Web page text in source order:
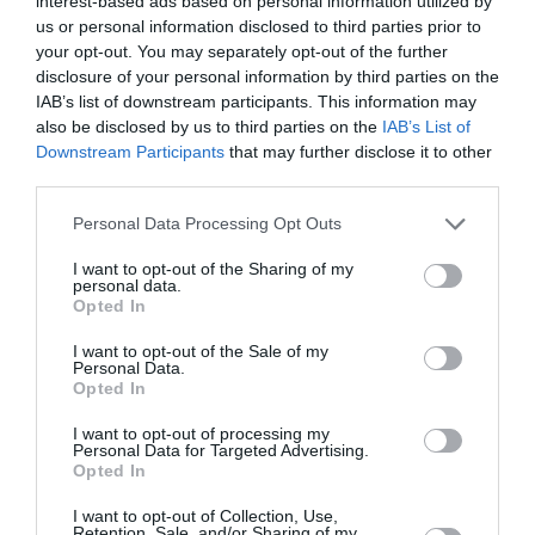
us or personal information disclosed to third parties prior to
your opt-out. You may separately opt-out of the further
disclosure of your personal information by third parties on the
IAB’s list of downstream participants. This information may
also be disclosed by us to third parties on the IAB’s List of
Downstream Participants that may further disclose it to other
Personal Data Processing Opt Outs
I want to opt-out of the Sharing of my
personal data.
Opted In
I want to opt-out of the Sale of my
Personal Data.
Opted In
I want to opt-out of processing my
Personal Data for Targeted Advertising.
Opted In
I want to opt-out of Collection, Use,
FAIRE UN DON
Appel aux lecteurs !
Soutenez Air Journal participezà son
développement !
NOUS SOUTENIR
DERNIERS COMMENTAIRES
Mathématiquesa commenté l'article :